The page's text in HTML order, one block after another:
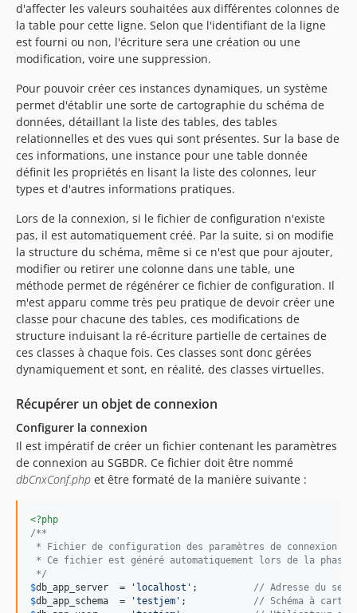
d'affecter les valeurs souhaitées aux différentes colonnes de
la table pour cette ligne. Selon que l'identifiant de la ligne
est fourni ou non, l'écriture sera une création ou une
modification, voire une suppression.
Pour pouvoir créer ces instances dynamiques, un système
permet d'établir une sorte de cartographie du schéma de
données, détaillant la liste des tables, des tables
relationnelles et des vues qui sont présentes. Sur la base de
ces informations, une instance pour une table donnée
définit les propriétés en lisant la liste des colonnes, leur
types et d'autres informations pratiques.
Lors de la connexion, si le fichier de configuration n'existe
pas, il est automatiquement créé. Par la suite, si on modifie
la structure du schéma, même si ce n'est que pour ajouter,
modifier ou retirer une colonne dans une table, une
méthode permet de régénérer ce fichier de configuration. Il
m'est apparu comme très peu pratique de devoir créer une
classe pour chacune des tables, ces modifications de
structure induisant la ré-écriture partielle de certaines de
ces classes à chaque fois. Ces classes sont donc gérées
dynamiquement et sont, en réalité, des classes virtuelles.
Récupérer un objet de connexion
Configurer la connexion
Il est impératif de créer un fichier contenant les paramètres
de connexion au SGBDR. Ce fichier doit être nommé
dbCnxConf.php et être formaté de la manière suivante :
<?php
/**
* Fichier de configuration des paramètres de connexion à
* Ce fichier est généré automatiquement lors de la
*/
$db_app_server
  =
' localhost ' ; // Adresse du
$db_app_schema
  =
'testjem ' ; // Schéma à